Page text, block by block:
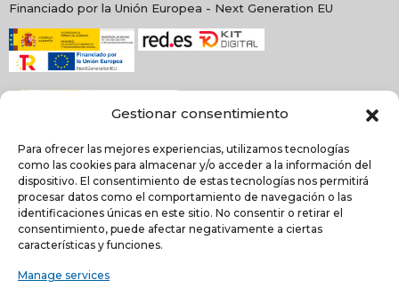
Gestionar consentimiento
Para ofrecer las mejores experiencias, utilizamos tecnologías
como las cookies para almacenar y/o acceder a la información del
dispositivo. El consentimiento de estas tecnologías nos permitirá
procesar datos como el comportamiento de navegación o las
identificaciones únicas en este sitio. No consentir o retirar el
consentimiento, puede afectar negativamente a ciertas
características y funciones.
Manage services
Financiado por la Unión Europea - Next Generation EU
NEWSLETTER